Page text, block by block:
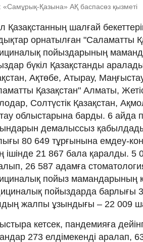
«Самұрық-Қазына» АҚ баспасөз қызметі
Қазақстанның шалғай
орнатылған "Саламатты
пойыздарының
бүкіл Қазақстанды
Ақтөбе, Атырау,
Қазақстан" Алматы,
Солтүстік Қазақстан,
облыстарына барды. 6 айда
демалыссыз
80 649 тұрғынына емдеу-
ішінде 21 867 бала қаралды. 5
26 587 адамға
пойыз мамандарының
пойыздарда барлығы
жалпы ұзындығы – 22 009
кетсек, пандемияға
273 елдімекенді аралап,